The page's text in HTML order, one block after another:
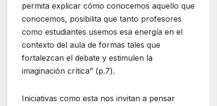
permita explicar cómo conocemos aquello que
conocemos, posibilita que tanto profesores
como estudiantes usemos esa energía en el
contexto del aula de formas tales que
fortalezcan el debate y estimulen la
imaginación crítica” (p.7).
Iniciativas como esta nos invitan a pensar